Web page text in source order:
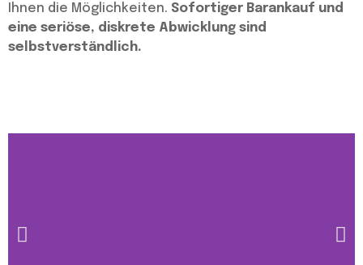
Ihnen die Möglichkeiten. Sofortiger Barankauf und
eine seriöse, diskrete Abwicklung sind
selbstverständlich.